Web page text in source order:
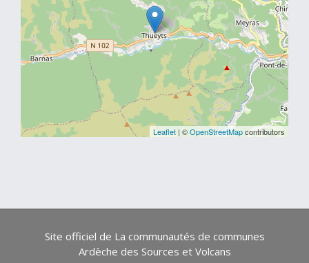
Leaflet | ©OpenStreetMapcontributors
Site officiel de La communautés de communes
Ardèche des Sources et Volcans